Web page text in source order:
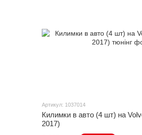
Артикул: 1037014
Килимки в авто (4 шт) на
2017)